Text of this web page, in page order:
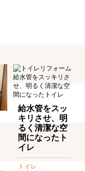
給水管をスッ
キリさせ、明
るく清潔な空
間になったト
イレ
トイレ